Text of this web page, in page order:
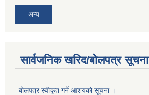
अन्य
सार्वजनिक खरिद/बोलपत्र सूचना
बोलपत्र स्वीकृत गर्ने आशयको सूचना ।